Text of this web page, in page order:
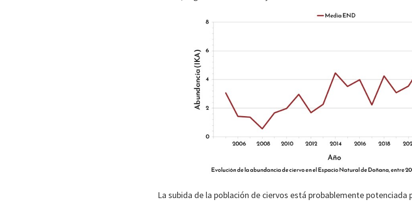
e
La subida de la población de ciervos está probablemente potenciada